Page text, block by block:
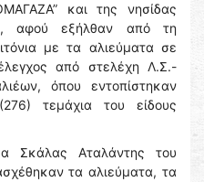
και της νησίδας
αφού εξήλθαν από τη
με τα αλιεύματα σε
από στελέχη Λ.Σ.-
όπου εντοπίστηκαν
τεμάχια του είδους
Σκάλας Αταλάντης του
τα αλιεύματα, τα